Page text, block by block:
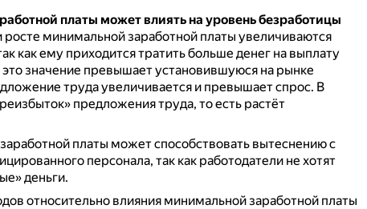
платы может влиять на уровень безработицы
росте минимальной заработной платы увеличиваются
как ему приходится тратить больше денег на выплату
это значение превышает установившуюся на рынке
труда увеличивается и превышает спрос. В
предложения труда, то есть растёт
платы может способствовать вытеснению с
персонала, так как работодатели не хотят
деньги.
относительно влияния минимальной заработной платы